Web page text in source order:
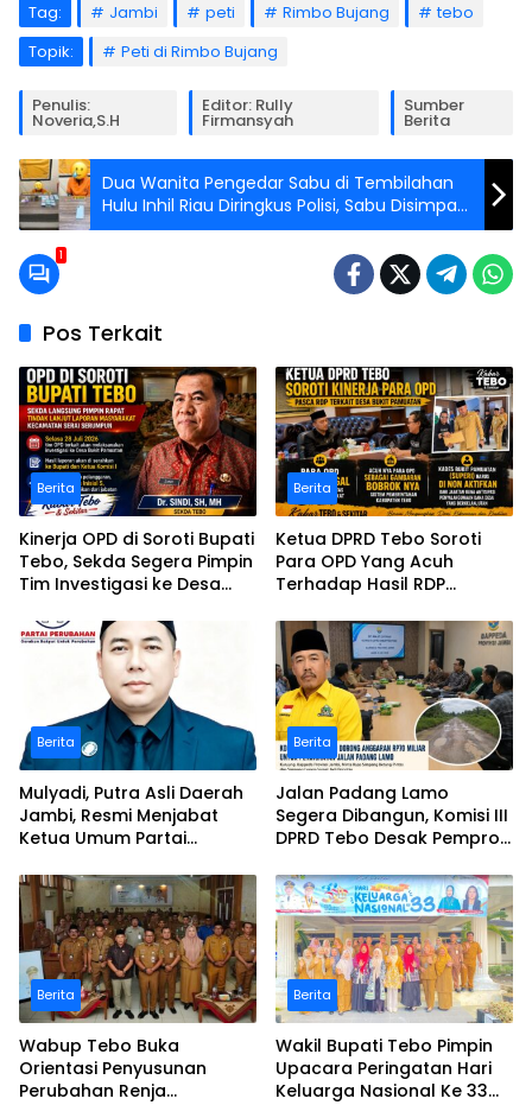
Tag: Jambi peti Rimbo Bujang
tebo
Topik:
Peti di Rimbo Bujang
Penulis:
Noveria,S.H
Editor: Rully
Firmansyah
Sumber
Berita
Dua Wanita Pengedar Sabu di Tembilahan
Hulu Inhil Riau Diringkus Polisi, Sabu Disimpan
di Kotak Rokok!
1
Pos Terkait
Berita
Kinerja OPD di Soroti Bupati
Tebo, Sekda Segera Pimpin
Tim Investigasi ke Desa
serumpun
Berita
Ketua DPRD Tebo Soroti
Para OPD Yang Acuh
Terhadap Hasil RDP
Pamuatan
Berita
Mulyadi, Putra Asli Daerah
Jambi, Resmi Menjabat
Ketua Umum Partai
Perwakilan ASEAN Partai
Perubahan di Malaysia
Berita
Jalan Padang Lamo
Segera Dibangun, Komisi III
DPRD Tebo Desak Pemprov
Anggaran Rp70 Miliar
Berita
Wabup Tebo Buka
Orientasi Penyusunan
Perubahan Renja
Berita
Wakil Bupati Tebo Pimpin
Upacara Peringatan Hari
Keluarga Nasional Ke 33